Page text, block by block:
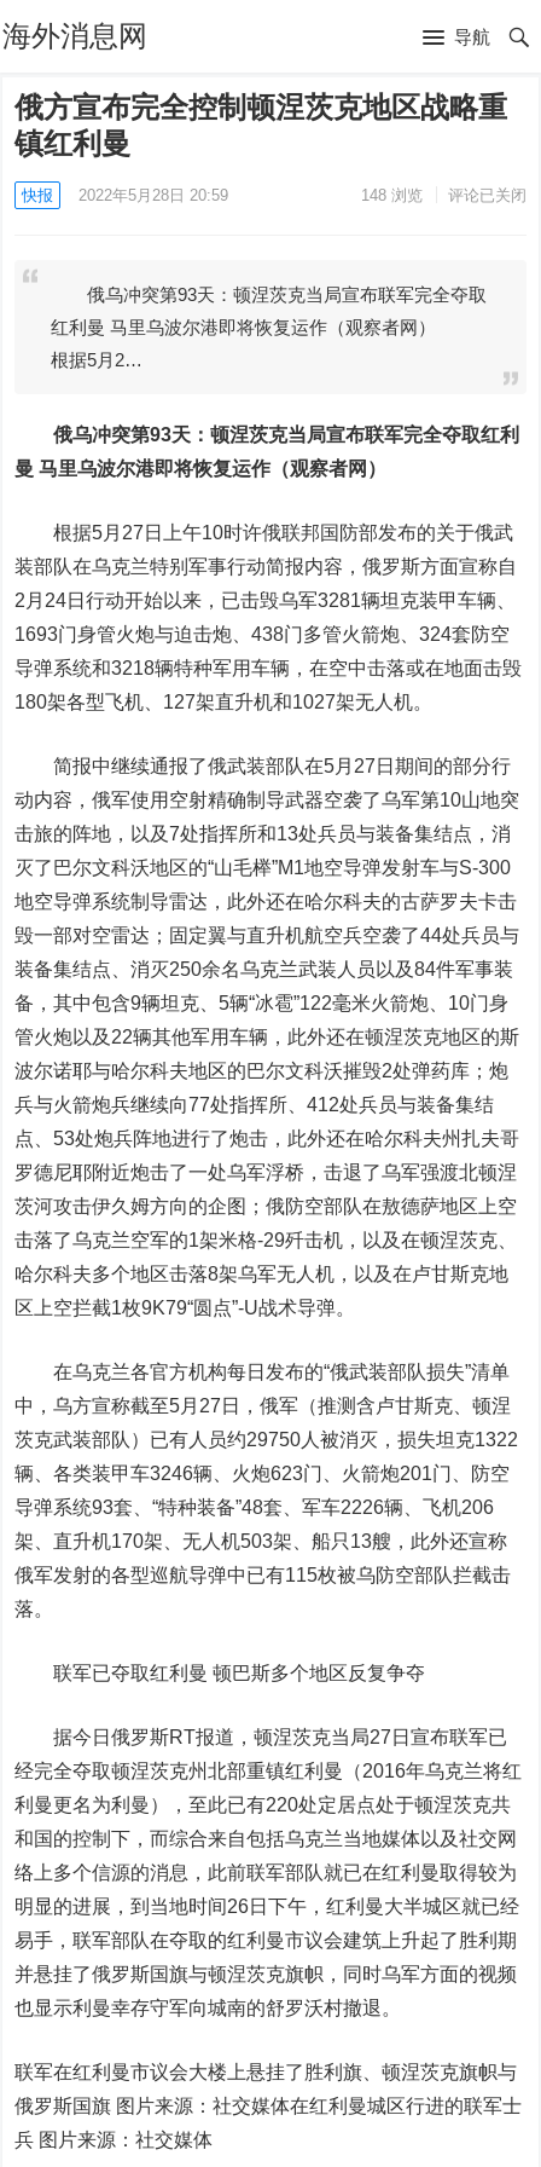
海外消息网 导航
俄方宣布完全控制顿涅茨克地区战略重
镇红利曼
快报 2022年5月28日 20:59 148浏览 评论已关闭
俄乌冲突第93天：顿涅茨克当局宣布联军完全夺取
红利曼 马里乌波尔港即将恢复运作（观察者网）
根据5月2…
俄乌冲突第93天：顿涅茨克当局宣布联军完全夺取红利
曼 马里乌波尔港即将恢复运作（观察者网）
根据5月27日上午10时许俄联邦国防部发布的关于俄武
装部队在乌克兰特别军事行动简报内容，俄罗斯方面宣称自
2月24日行动开始以来，已击毁乌军3281辆坦克装甲车辆、
1693门身管火炮与迫击炮、438门多管火箭炮、324套防空
导弹系统和3218辆特种军用车辆，在空中击落或在地面击毁
180架各型飞机、127架直升机和1027架无人机。
简报中继续通报了俄武装部队在5月27日期间的部分行
动内容，俄军使用空射精确制导武器空袭了乌军第10山地突
击旅的阵地，以及7处指挥所和13处兵员与装备集结点，消
灭了巴尔文科沃地区的“山毛榉”M1地空导弹发射车与S-300
地空导弹系统制导雷达，此外还在哈尔科夫的古萨罗夫卡击
毁一部对空雷达；固定翼与直升机航空兵空袭了44处兵员与
装备集结点、消灭250余名乌克兰武装人员以及84件军事装
备，其中包含9辆坦克、5辆“冰雹”122毫米火箭炮、10门身
管火炮以及22辆其他军用车辆，此外还在顿涅茨克地区的斯
波尔诺耶与哈尔科夫地区的巴尔文科沃摧毁2处弹药库；炮
兵与火箭炮兵继续向77处指挥所、412处兵员与装备集结
点、53处炮兵阵地进行了炮击，此外还在哈尔科夫州扎夫哥
罗德尼耶附近炮击了一处乌军浮桥，击退了乌军强渡北顿涅
茨河攻击伊久姆方向的企图；俄防空部队在敖德萨地区上空
击落了乌克兰空军的1架米格-29歼击机，以及在顿涅茨克、
哈尔科夫多个地区击落8架乌军无人机，以及在卢甘斯克地
区上空拦截1枚9K79“圆点”-U战术导弹。
在乌克兰各官方机构每日发布的“俄武装部队损失”清单
中，乌方宣称截至5月27日，俄军（推测含卢甘斯克、顿涅
茨克武装部队）已有人员约29750人被消灭，损失坦克1322
辆、各类装甲车3246辆、火炮623门、火箭炮201门、防空
导弹系统93套、“特种装备”48套、军车2226辆、飞机206
架、直升机170架、无人机503架、船只13艘，此外还宣称
俄军发射的各型巡航导弹中已有115枚被乌防空部队拦截击
落。
联军已夺取红利曼 顿巴斯多个地区反复争夺
据今日俄罗斯RT报道，顿涅茨克当局27日宣布联军已
经完全夺取顿涅茨克州北部重镇红利曼（2016年乌克兰将红
利曼更名为利曼），至此已有220处定居点处于顿涅茨克共
和国的控制下，而综合来自包括乌克兰当地媒体以及社交网
络上多个信源的消息，此前联军部队就已在红利曼取得较为
明显的进展，到当地时间26日下午，红利曼大半城区就已经
易手，联军部队在夺取的红利曼市议会建筑上升起了胜利期
并悬挂了俄罗斯国旗与顿涅茨克旗帜，同时乌军方面的视频
也显示利曼幸存守军向城南的舒罗沃村撤退。
联军在红利曼市议会大楼上悬挂了胜利旗、顿涅茨克旗帜与
俄罗斯国旗 图片来源：社交媒体在红利曼城区行进的联军士
兵 图片来源：社交媒体